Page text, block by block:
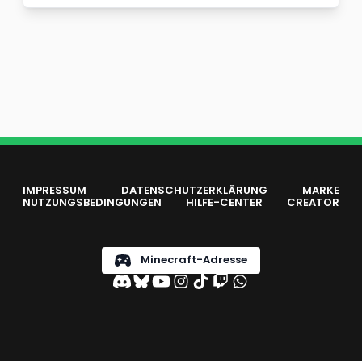
IMPRESSUM DATENSCHUTZERKLÄRUNG MARKE
NUTZUNGSBEDINGUNGEN HILFE-CENTER CREATOR
Minecraft-Adresse